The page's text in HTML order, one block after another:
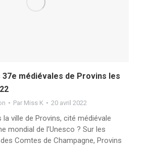
médiévales de Provins les
Par Miss K 20 avril 2022
ville de Provins, cité médiévale
mondial de l’Unesco ? Sur les
Comtes de Champagne, Provins